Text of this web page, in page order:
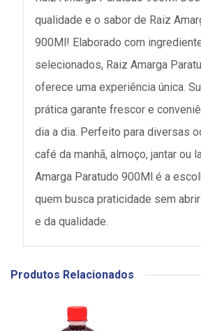
qualidade e o sabor de Raiz
900Ml! Elaborado com
selecionados, Raiz Amarga
oferece uma experiência única.
prática garante frescor e
dia a dia. Perfeito para diversas
café da manhã, almoço, jantar ou
Amarga Paratudo 900Ml é a
quem busca praticidade sem
e da qualidade.
Produtos Relacionados